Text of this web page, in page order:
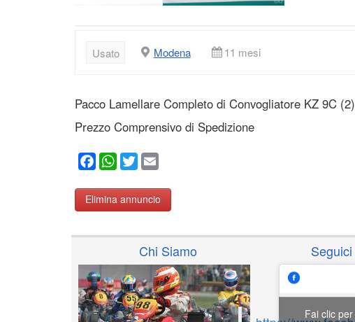
Usato Modena 11 mesi
Pacco Lamellare Completo di Convogliatore KZ 9C
Prezzo Comprensivo di Spedizione
Facebook
WhatsApp
Twitter
Elimina annuncio
Chi Siamo
Fai clic